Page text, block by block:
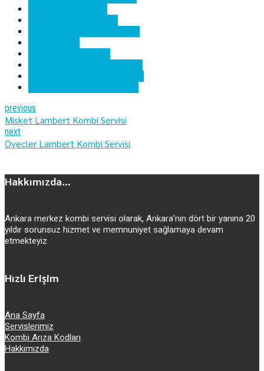
previous
Misket Lambert Kombi Servisi
next
Öveçler Lambert Kombi Servisi
Hakkımızda...
Ankara merkez kombi servisi olarak, Ankara’nın dört bir yanına 20
yıldır sorunsuz hizmet ve memnuniyet sağlamaya devam
etmekteyiz.
Hızlı Erişim
Ana Sayfa
Servislerimiz
Kombi Arıza Kodları
Hakkımızda